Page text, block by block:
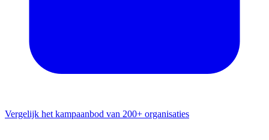
Vergelijk het kampaanbod van 200+ organisaties